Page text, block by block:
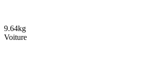
9.64kg
Voiture